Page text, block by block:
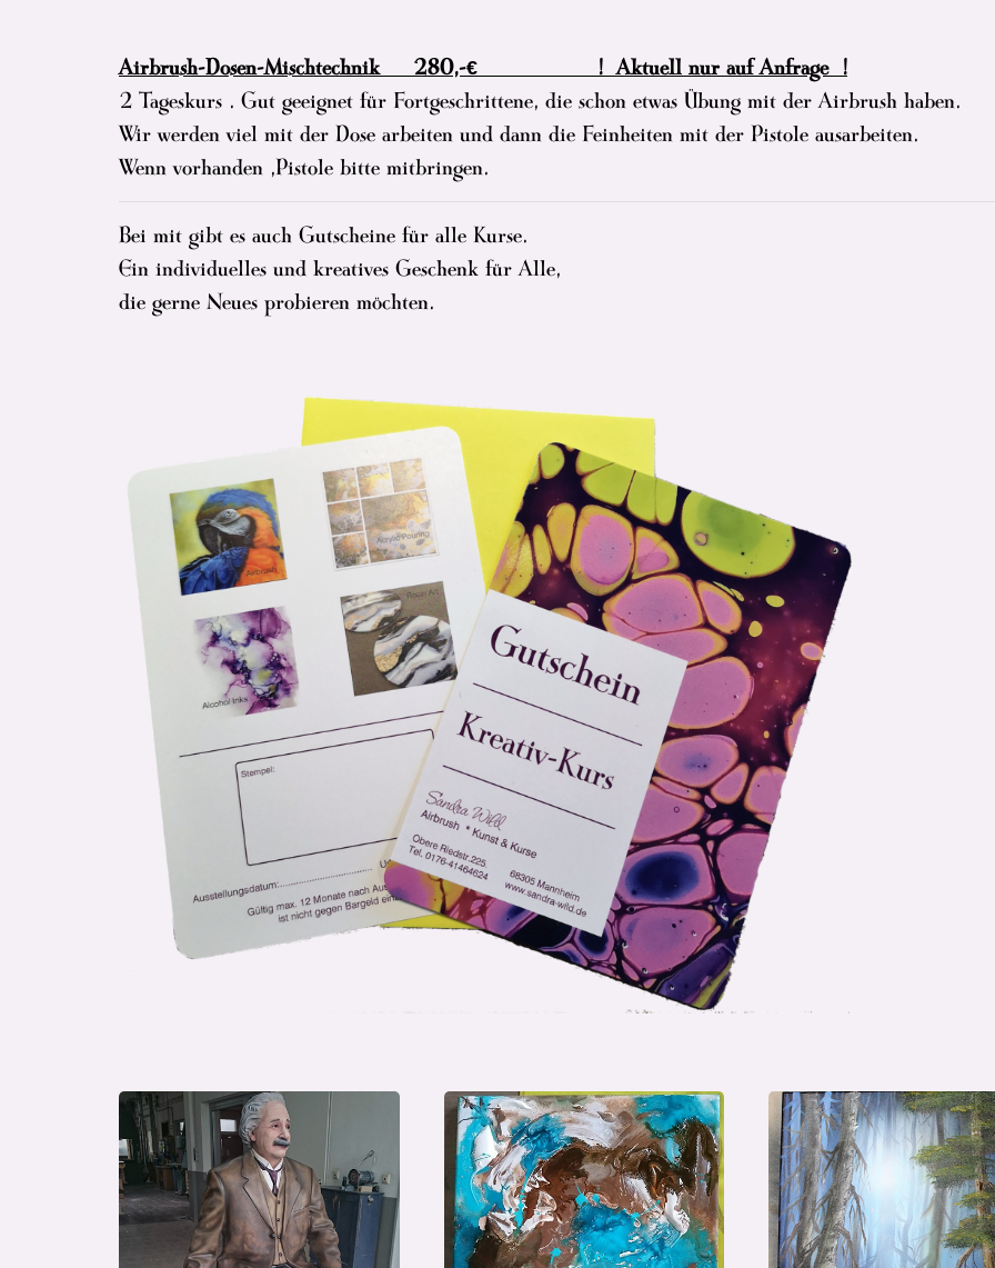
Airbrush-Dosen-Mischtechnik 280,-€ ! Aktuell nur auf Anfrage !
2 Tageskurs . Gut geeignet für Fortgeschrittene, die schon etwas Übung mit der Airbrush haben.
Wir werden viel mit der Dose arbeiten und dann die Feinheiten mit der Pistole ausarbeiten.
Wenn vorhanden ,Pistole bitte mitbringen.
Bei mit gibt es auch Gutscheine für alle Kurse.
Ein individuelles und kreatives Geschenk für Alle,
die gerne Neues probieren möchten.